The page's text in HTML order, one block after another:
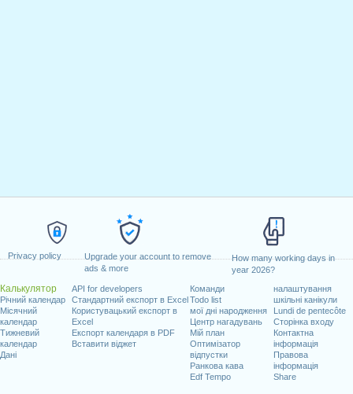
Privacy policy
Upgrade your account to remove
ads & more
How many working days in
year 2026?
Калькулятор
Річний календар
Місячний
календар
Тижневий
календар
Дані
API for developers
Стандартний експорт в Excel
Користувацький експорт в
Excel
Експорт календаря в PDF
Вставити віджет
Команди
Todo list
мої дні народження
Центр нагадувань
Мій план
Оптимізатор
відпустки
Ранкова кава
Edf Tempo
налаштування
шкільні канікули
Lundi de pentecôte
Сторінка входу
Контактна
інформація
Правова
інформація
Share